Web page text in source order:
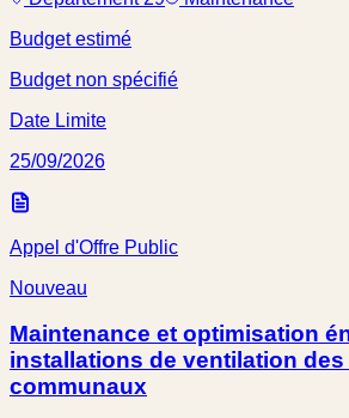
Budget estimé
Budget non spécifié
Date Limite
25/09/2026
Appel d'Offre Public
Nouveau
Maintenance et optimisation
installations de ventilation
communaux